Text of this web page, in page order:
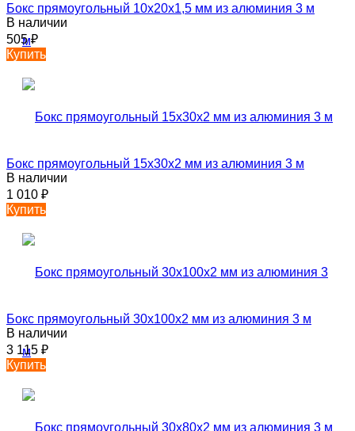
Бокс прямоугольный 10х20х1,5 мм из алюминия 3 м
В наличии
505₽
Купить
Бокс прямоугольный 15х30х2 мм из алюминия 3 м
В наличии
1 010 ₽
Купить
Бокс прямоугольный 30х100х2 мм из алюминия 3 м
В наличии
3 115 ₽
Купить